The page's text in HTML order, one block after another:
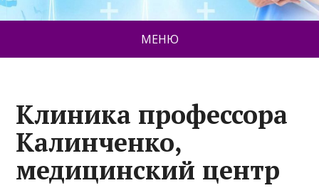
МЕНЮ
Клиника профессора
Калинченко,
медицинский центр